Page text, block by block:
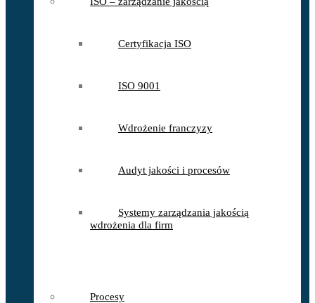
Certyfikacja ISO
ISO 9001
Wdrożenie franczyzy
Audyt jakości i procesów
Systemy zarządzania jakością
wdrożenia dla firm
Procesy